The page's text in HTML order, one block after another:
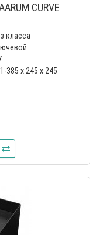
CURVE
класса
385 x 245 x 245